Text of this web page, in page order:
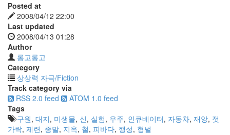
Posted at
2008/04/12 22:00
Last updated
2008/04/13 01:28
Author
롱고롱고
Category
상상력 자극/Fiction
Track category via
RSS 2.0 feed
ATOM 1.0 feed
Tags
구원, 대지, 미생물, 신, 실험, 우주, 인큐베이터, 자동차, 재앙, 젓
가락, 제련, 종말, 지옥, 철, 피바다, 행성, 형벌